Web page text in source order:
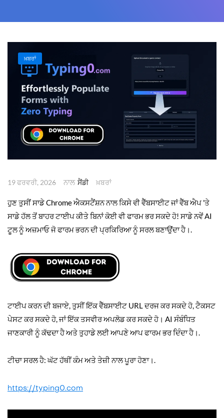
ਖ਼ਬਰਾਂ
19 ਫਰਵਰੀ, 2026 ਨਾਲ ਸੈਂਡੀ ਖ਼ਬਰਾਂ
ਹੁਣ ਤੁਸੀਂ ਸਾਡੇ Chrome ਐਕਸਟੈਂਸ਼ਨ ਨਾਲ ਕਿਸੇ ਵੀ ਵੈੱਬਸਾਈਟ ਜਾਂ ਵੈੱਬ ਐਪ 'ਤੇ
ਸਾਡੇ ਹੱਲ ਤੋਂ ਬਾਹਰ ਟਾਈਪ ਕੀਤੇ ਬਿਨਾਂ ਕੋਈ ਵੀ ਫਾਰਮ ਭਰ ਸਕਦੇ ਹੋ! ਸਾਡੇ ਨਵੇਂ AI
ਟੂਲ ਨੂੰ ਅਜ਼ਮਾਓ ਜੋ ਫਾਰਮ ਭਰਨ ਦੀ ਪ੍ਰਕਿਰਿਆ ਨੂੰ ਸਰਲ ਬਣਾਉਂਦਾ ਹੈ।.
ਟਾਈਪ ਕਰਨ ਦੀ ਬਜਾਏ, ਤੁਸੀਂ ਇੱਕ ਵੈੱਬਸਾਈਟ URL ਦਰਜ ਕਰ ਸਕਦੇ ਹੋ, ਟੈਕਸਟ
ਪੇਸਟ ਕਰ ਸਕਦੇ ਹੋ, ਜਾਂ ਇੱਕ ਤਸਵੀਰ ਅਪਲੋਡ ਕਰ ਸਕਦੇ ਹੋ। AI ਸੰਬੰਧਿਤ
ਜਾਣਕਾਰੀ ਨੂੰ ਕੱਢਦਾ ਹੈ ਅਤੇ ਤੁਹਾਡੇ ਲਈ ਆਪਣੇ ਆਪ ਫਾਰਮ ਭਰ ਦਿੰਦਾ ਹੈ।.
ਟੀਚਾ ਸਰਲ ਹੈ: ਘੱਟ ਹੱਥੀਂ ਕੰਮ ਅਤੇ ਤੇਜ਼ੀ ਨਾਲ ਪੂਰਾ ਹੋਣਾ।.
https://typing0.com